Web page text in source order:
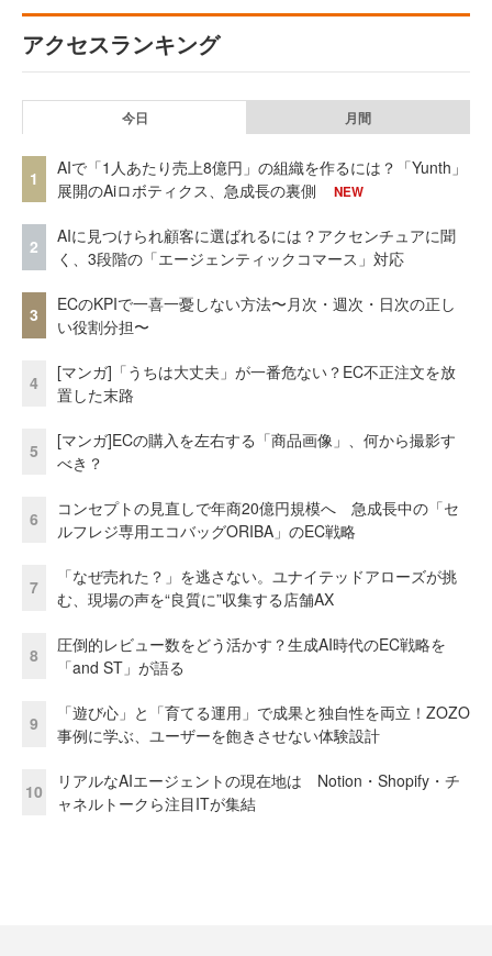
アクセスランキング
今日 月間
1
AIで「1人あたり売上8億円」の組織を作るには？「Yunth」
展開のAiロボティクス、急成長の裏側
NEW
2
AIに見つけられ顧客に選ばれるには？アクセンチュアに聞
く、3段階の「エージェンティックコマース」対応
3
ECのKPIで一喜一憂しない方法〜月次・週次・日次の正し
い役割分担〜
4
[マンガ]「うちは大丈夫」が一番危ない？EC不正注文を放
置した末路
5
[マンガ]ECの購入を左右する「商品画像」、何から撮影す
べき？
6
コンセプトの見直しで年商20億円規模へ 急成長中の「セ
ルフレジ専用エコバッグORIBA」のEC戦略
7
「なぜ売れた？」を逃さない。ユナイテッドアローズが挑
む、現場の声を“良質に”収集する店舗AX
8
圧倒的レビュー数をどう活かす？生成AI時代のEC戦略を
「and ST」が語る
9
「遊び心」と「育てる運用」で成果と独自性を両立！ZOZO
事例に学ぶ、ユーザーを飽きさせない体験設計
10
リアルなAIエージェントの現在地は Notion・Shopify・チ
ャネルトークら注目ITが集結